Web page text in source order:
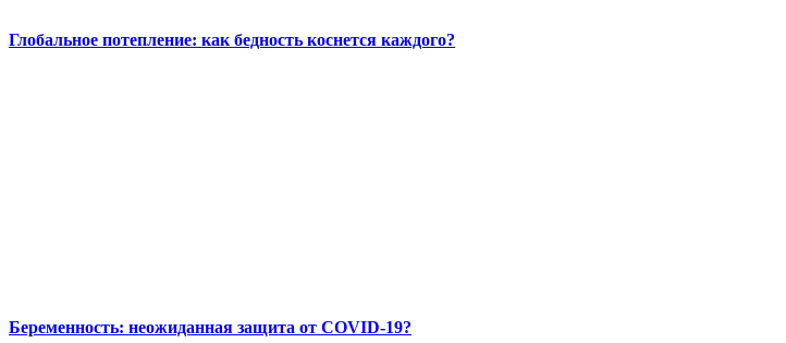
Глобальное потепление: как бедность коснется каждого?
Беременность: неожиданная защита от COVID-19?